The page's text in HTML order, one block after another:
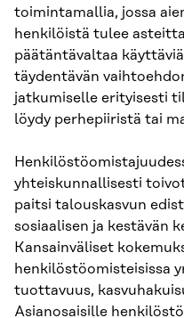
toimintamallia, jossa
henkilöistä tulee
päätäntävaltaa
täydentävän
jatkumiselle erityisesti
löydy perhepiiristä tai
yhteiskunnallisesti
paitsi talouskasvun
sosiaalisen ja kestävän
Kansainväliset
henkilöstöomisteisissa
tuottavuus,
Asianosaisille